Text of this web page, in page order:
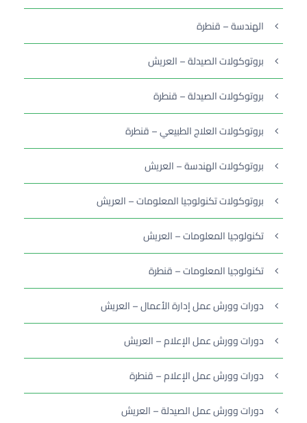
الهندسة – قنطرة
بروتوكولات الصيدلة – العريش
بروتوكولات الصيدلة – قنطرة
بروتوكولات العلاج الطبيعي – قنطرة
بروتوكولات الهندسة – العريش
بروتوكولات تكنولوجيا المعلومات – العريش
تكنولوجيا المعلومات – العريش
تكنولوجيا المعلومات – قنطرة
دورات وورش عمل إدارة الأعمال – العريش
دورات وورش عمل الإعلام – العريش
دورات وورش عمل الإعلام – قنطرة
دورات وورش عمل الصيدلة – العريش